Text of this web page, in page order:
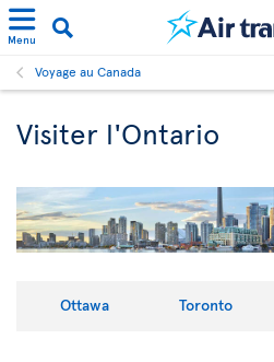
Menu
Voyage au Canada
Visiter l'Ontario
Ottawa Toronto